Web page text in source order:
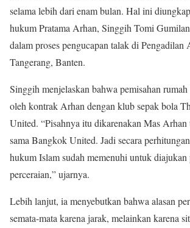
selama lebih dari enam bulan. Hal ini
hukum Pratama Arhan, Singgih Tomi
dalam proses pengucapan talak di Pengadilan
Tangerang, Banten.
Singgih menjelaskan bahwa pemisahan
oleh kontrak Arhan dengan klub sepak bola
United. “Pisahnya itu dikarenakan Mas
sama Bangkok United. Jadi secara
hukum Islam sudah memenuhi untuk diajukan
perceraian,” ujarnya.
Lebih lanjut, ia menyebutkan bahwa alasan
semata-mata karena jarak, melainkan karena